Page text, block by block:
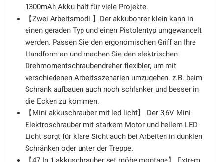
1300mAh Akku hält für viele Projekte.
【Zwei Arbeitsmodi 】Der akkubohrer klein kann in
einen geraden Typ und einen Pistolentyp umgewandelt
werden. Passen Sie den ergonomischen Griff an Ihre
Handform an und machen Sie den elektrischen
Drehmomentschraubendreher flexibler, um mit
verschiedenen Arbeitsszenarien umzugehen. z.B. beim
Schrank aufbauen auch noch schlanker und besser in
die Ecken zu kommen.
【Mini akkuschrauber mit led licht】 Der 3,6V Mini-
Elektroschrauber mit starkem Motor und hellem LED-
Licht sorgt für klare Sicht auch bei Arbeiten in dunklen
Schränken oder unter der Treppe.
【47 In 1 akkuschrauber set möbelmontage】 Extrem